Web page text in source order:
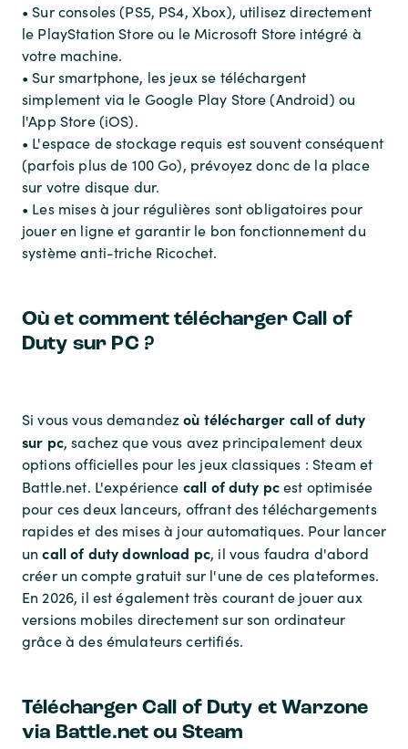
• Sur consoles (PS5, PS4, Xbox), utilisez directement
le PlayStation Store ou le Microsoft Store intégré à
votre machine.
• Sur smartphone, les jeux se téléchargent
simplement via le Google Play Store (Android) ou
l'App Store (iOS).
• L'espace de stockage requis est souvent conséquent
(parfois plus de 100 Go), prévoyez donc de la place
sur votre disque dur.
• Les mises à jour régulières sont obligatoires pour
jouer en ligne et garantir le bon fonctionnement du
système anti-triche Ricochet.
Où et comment télécharger Call of
Duty sur PC ?
Si vous vous demandezoù télécharger call of duty
sur pc, sachez que vous avez principalement deux
options officielles pour les jeux classiques : Steam et
Battle.net. L'expérience call of duty pcest optimisée
pour ces deux lanceurs, offrant des téléchargements
rapides et des mises à jour automatiques. Pour lancer
uncall of duty download pc, il vous faudra d'abord
créer un compte gratuit sur l'une de ces plateformes.
En 2026, il est également très courant de jouer aux
versions mobiles directement sur son ordinateur
grâce à des émulateurs certifiés.
Télécharger Call of Duty et Warzone
via Battle.net ou Steam